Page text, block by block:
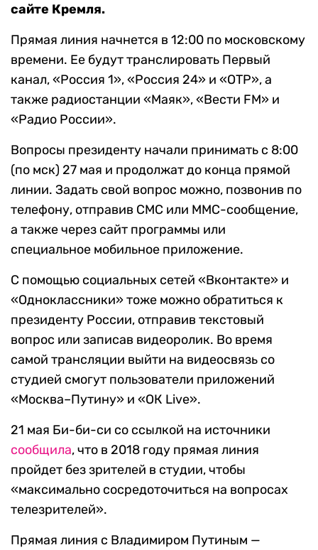
сайте Кремля.
Прямая линия начнется в 12:00 по московскому
времени. Ее будут транслировать Первый
канал, «Россия 1», «Россия 24» и «ОТР», а
также радиостанции «Маяк», «Вести FM» и
«Радио России».
Вопросы президенту начали принимать с 8:00
(по мск) 27 мая и продолжат до конца прямой
линии. Задать свой вопрос можно, позвонив по
телефону, отправив СМС или ММС-сообщение,
а также через сайт программы или
специальное мобильное приложение.
С помощью социальных сетей «Вконтакте» и
«Одноклассники» тоже можно обратиться к
президенту России, отправив текстовый
вопрос или записав видеоролик. Во время
самой трансляции выйти на видеосвязь со
студией смогут пользователи приложений
«Москва–Путину» и «ОК Live».
21 мая Би-би-си со ссылкой на источники
сообщила, что в 2018 году прямая линия
пройдет без зрителей в студии, чтобы
«максимально сосредоточиться на вопросах
телезрителей».
Прямая линия с Владимиром Путиным —